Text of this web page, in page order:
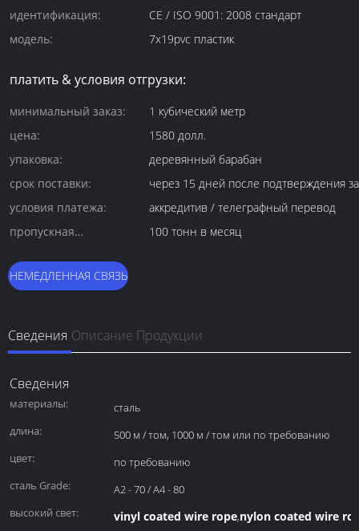
идентификация:
CE / ISO 9001: 2008 стандарт
модель:
7x19pvc пластик
платить & условия отгрузки:
минимальный заказ:
1 кубический метр
цена:
1580 долл.
упаковка:
деревянный барабан
срок поставки:
через 15 дней после подтверждения
условия платежа:
аккредитив / телеграфный перевод
пропускная
100 тонн в месяц
НЕМЕДЛЕННАЯ СВЯЗЬ
Сведения Описание Продукции
Сведения
материалы:
сталь
длина:
500 м / том, 1000 м / том или по требованию
цвет:
по требованию
сталь Grade:
A2 - 70 / A4 - 80
высокий свет:
vinyl coated wire rope,nylon coated wire